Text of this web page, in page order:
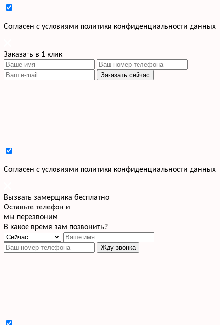
Cогласен с условиями политики конфиденциальности данных
Заказать в 1 клик
Заказать сейчас
Cогласен с условиями политики конфиденциальности данных
Вызвать замерщика бесплатно
Оставьте телефон и
мы перезвоним
В какое время вам позвонить?
Жду звонка